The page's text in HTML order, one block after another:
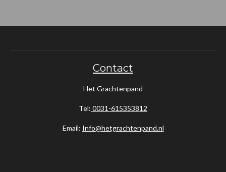
Contact
Het Grachtenpand
Tel: 0031-615353812
Email: Info@hetgrachtenpand.nl